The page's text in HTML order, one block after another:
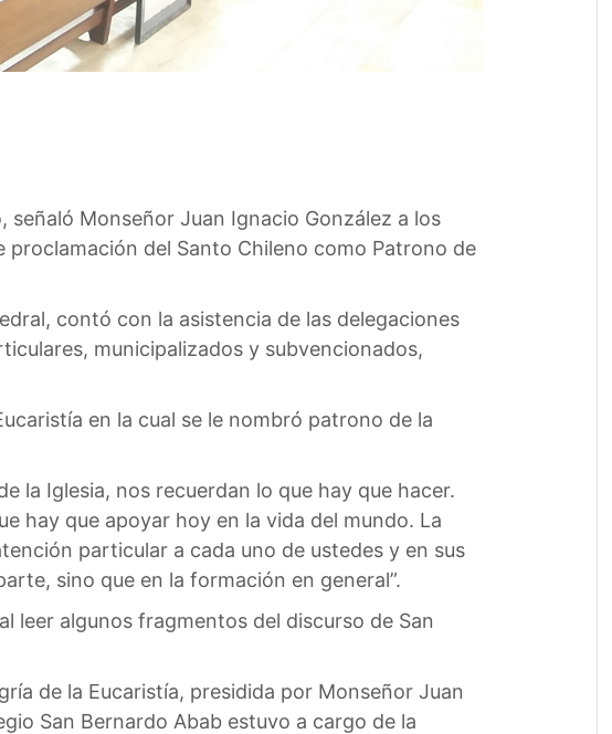
Monseñor Juan Ignacio González a los
del Santo Chileno como Patrono de
contó con la asistencia de las delegaciones
municipalizados y subvencionados,
en la cual se le nombró patrono de la
la Iglesia, nos recuerdan lo que hay que hacer.
hay que apoyar hoy en la vida del mundo. La
particular a cada uno de ustedes y en sus
sino que en la formación en general”.
leer algunos fragmentos del discurso de San
de la Eucaristía, presidida por Monseñor Juan
San Bernardo Abab estuvo a cargo de la